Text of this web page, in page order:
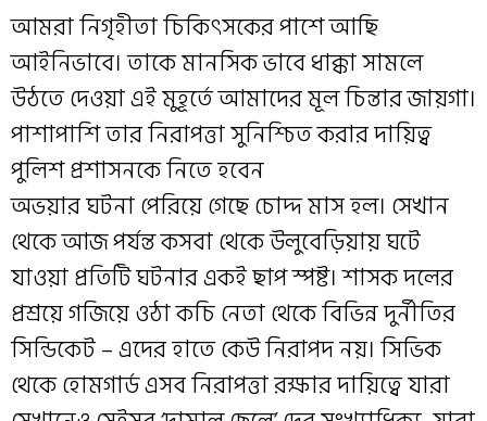
আমরা নিগৃহীতা চিকিৎসকের পাশে আছি
আইনিভাবে। তাকে মানসিক ভাবে ধাক্কা সামলে
উঠতে দেওয়া এই মুহূর্তে আমাদের মূল চিন্তার জায়গা।
পাশাপাশি তার নিরাপত্তা সুনিশ্চিত করার দায়িত্ব
পুলিশ প্রশাসনকে নিতে হবেন
অভয়ার ঘটনা পেরিয়ে গেছে চোদ্দ মাস হল। সেখান
থেকে আজ পর্যন্ত কসবা থেকে উলুবেড়িয়ায় ঘটে
যাওয়া প্রতিটি ঘটনার একই ছাপ স্পষ্ট। শাসক দলের
প্রশ্রয়ে গজিয়ে ওঠা কচি নেতা থেকে বিভিন্ন দুর্নীতির
সিন্ডিকেট – এদের হাতে কেউ নিরাপদ নয়। সিভিক
থেকে হোমগার্ড এসব নিরাপত্তা রক্ষার দায়িত্বে যারা